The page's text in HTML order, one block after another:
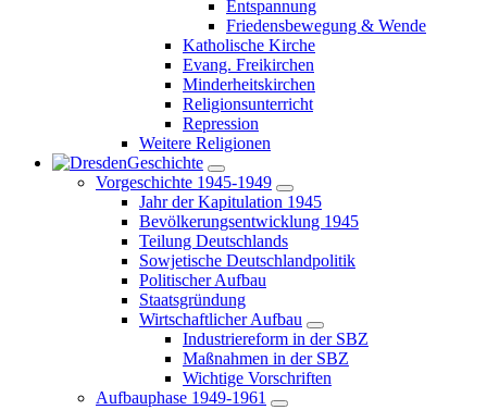
Entspannung
Friedensbewegung & Wende
Katholische Kirche
Evang. Freikirchen
Minderheitskirchen
Religionsunterricht
Repression
Weitere Religionen
Geschichte
Vorgeschichte 1945-1949
Jahr der Kapitulation 1945
Bevölkerungsentwicklung 1945
Teilung Deutschlands
Sowjetische Deutschlandpolitik
Politischer Aufbau
Staatsgründung
Wirtschaftlicher Aufbau
Industriereform in der SBZ
Maßnahmen in der SBZ
Wichtige Vorschriften
Aufbauphase 1949-1961